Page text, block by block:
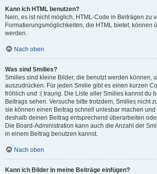
Kann ich HTML benutzen?
Nein, es ist nicht möglich, HTML-Code in Beiträgen zu
Formatierungsmöglichkeiten, die HTML bietet, können
werden.
Nach oben
Was sind Smilies?
Smilies sind kleine Bilder, die benutzt werden können,
auszudrücken. Für jeden Smilie gibt es einen kurzen
fröhlich und :( traurig. Die Liste aller Smilies kannst du
Beitrags sehen. Versuche bitte trotzdem, Smilies nicht
sie können einen Beitrag schnell unlesbar machen
deshalb deinen Beitrag entsprechend überarbeiten
Die Board-Administration kann auch die Anzahl der
in einem Beitrag benutzen kannst.
Nach oben
Kann ich Bilder in meine Beiträge einfügen?